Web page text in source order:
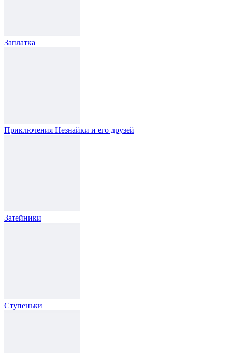
Заплатка
Приключения Незнайки и его друзей
Затейники
Ступеньки